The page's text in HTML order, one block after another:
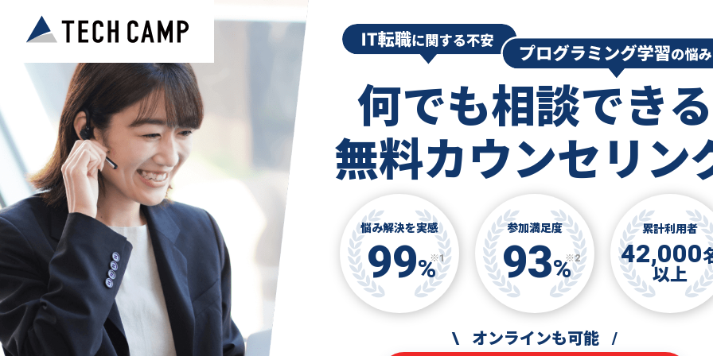
何でも相談できる
無料カウンセリン
悩み解決を実感
99%※1
参加満足度
93%※2
累計利用者
42,000
以上
\ オンラインも可能 /